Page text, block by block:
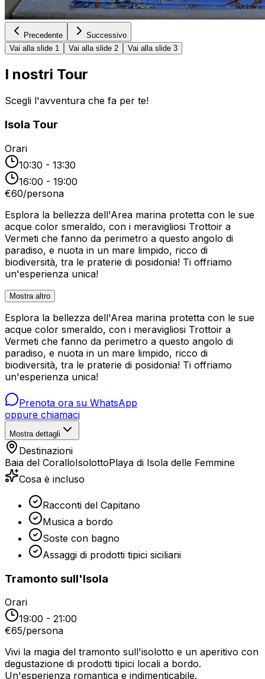
Precedente
Successivo
Vai alla slide 1
Vai alla slide 2 Vai alla slide 3
I nostri Tour
Scegli l'avventura che fa per te!
Isola Tour
Orari
10:30 - 13:30
16:00 - 19:00
€60/persona
Esplora la bellezza dell'Area marina protetta con le sue
acque color smeraldo, con i meravigliosi Trottoir a
Vermeti che fanno da perimetro a questo angolo di
paradiso, e nuota in un mare limpido, ricco di
biodiversità, tra le praterie di posidonia! Ti offriamo
un'esperienza unica!
Mostra altro
Esplora la bellezza dell'Area marina protetta con le sue
acque color smeraldo, con i meravigliosi Trottoir a
Vermeti che fanno da perimetro a questo angolo di
paradiso, e nuota in un mare limpido, ricco di
biodiversità, tra le praterie di posidonia! Ti offriamo
un'esperienza unica!
Prenota ora su WhatsApp
oppure chiamaci
Mostra dettagli
Destinazioni
Baia del CoralloIsolottoPlaya di Isola delle Femmine
Cosa è incluso
Racconti del Capitano
Musica a bordo
Soste con bagno
Assaggi di prodotti tipici siciliani
Tramonto sull'Isola
Orari
19:00 - 21:00
€65/persona
Vivi la magia del tramonto sull'isolotto e un aperitivo con
degustazione di prodotti tipici locali a bordo.
Un'esperienza romantica e indimenticabile.